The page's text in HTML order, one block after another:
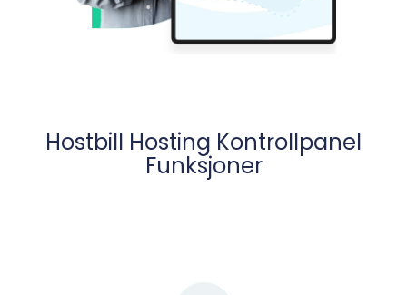
Hostbill Hosting Kontrollpanel
Funksjoner